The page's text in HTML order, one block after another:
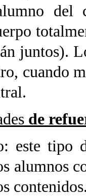
del
juntos).
cuando
de
este tipo
alumnos